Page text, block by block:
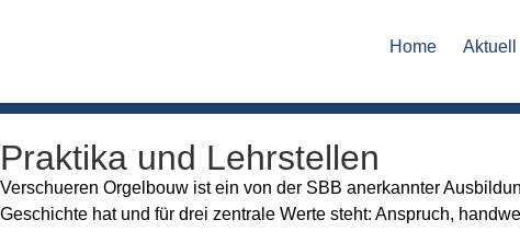
Home Aktuell
Praktika und Lehrstellen
Verschueren Orgelbouw ist ein von der SBB anerkannter
Geschichte hat und für drei zentrale Werte steht: Anspruch,